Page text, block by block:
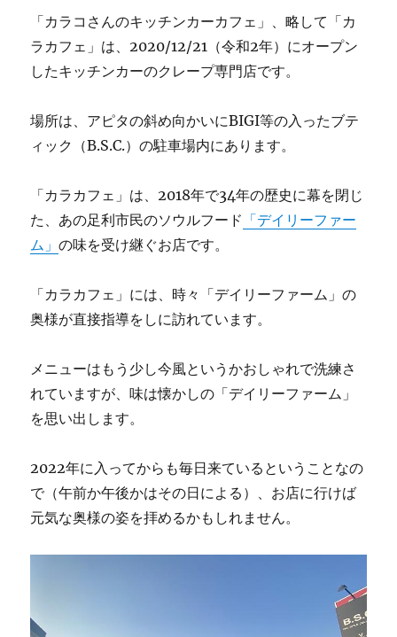
「カラコさんのキッチンカーカフェ」、略して「カ
ラカフェ」は、2020/12/21（令和2年）にオープン
したキッチンカーのクレープ専門店です。
場所は、アピタの斜め向かいにBIGI等の入ったブテ
ィック（B.S.C.）の駐車場内にあります。
「カラカフェ」は、2018年で34年の歴史に幕を閉じ
た、あの足利市民のソウルフード 「デイリーファー
ム」の味を受け継ぐお店です。
「カラカフェ」には、時々「デイリーファーム」の
奥様が直接指導をしに訪れています。
メニューはもう少し今風というかおしゃれで洗練さ
れていますが、味は懐かしの「デイリーファーム」
を思い出します。
2022年に入ってからも毎日来ているということなの
で（午前か午後かはその日による）、お店に行けば
元気な奥様の姿を拝めるかもしれません。